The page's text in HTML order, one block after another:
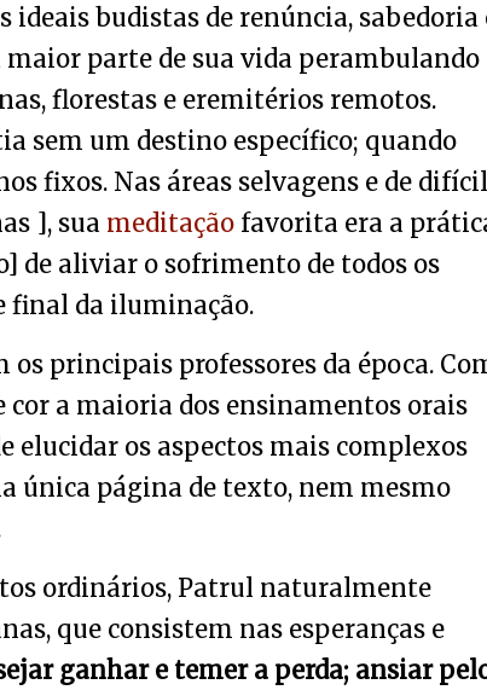
budistas de renúncia, sabedoria
maior parte de sua vida perambulando
florestas e eremitérios remotos.
sem um destino específico; quando
fixos. Nas áreas selvagens e de difícil
], sua meditação favorita era a
de aliviar o sofrimento de todos os
final da iluminação.
principais professores da época.
cor a maioria dos ensinamentos orais
elucidar os aspectos mais complexos
única página de texto, nem mesmo
ordinários, Patrul naturalmente
que consistem nas esperanças e
ganhar e temer a perda; ansiar